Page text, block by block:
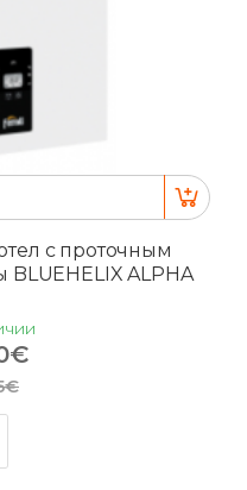
с проточным
ALPHA